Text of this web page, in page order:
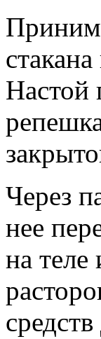
Настой
Через
нее
на теле